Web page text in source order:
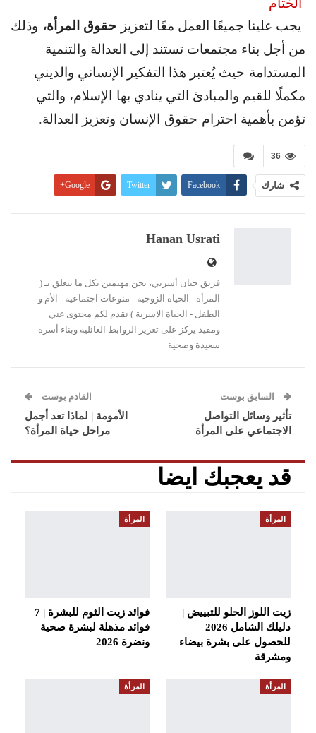
يجب علينا جميعًا العمل معًا لتعزيز حقوق المرأة، وذلك
من أجل بناء مجتمعات تستند إلى العدالة والتنمية
المستدامة حيث يُعتبر هذا التفكير الإنساني والديني
مكملًا للقيم والمبادئ التي ينادي بها الإسلام، والتي
تؤمن بأهمية احترام حقوق الإنسان وتعزيز العدالة.
36
شارك Facebook
Twitter
Google+
Linkedin
Hanan Usrati
فريق حنان أسرتي، نحن مهتمين بكل ما يتعلق بـ (
المرأة - الحياة الزوجية - منوعات اجتماعية - الأم و
الطفل - الحياة الاسرية ) نقدم لكم محتوى غني
ومفيد يركز على تعزيز الروابط العائلية وبناء أسرة
سعيدة وصحية
السابق بوست
تأثير وسائل التواصل
الاجتماعي على المرأة
القادم بوست
الأمومة | لماذا تعد أجمل
مراحل حياة المرأة؟
قد يعجبك ايضا
المرأة
زيت اللوز الحلو للتبييض |
دليلك الشامل 2026
للحصول على بشرة بيضاء
ومشرقة
المرأة
فوائد زيت الثوم للبشرة | 7
فوائد مذهلة لبشرة صحية
ونضرة 2026
المرأة المرأة